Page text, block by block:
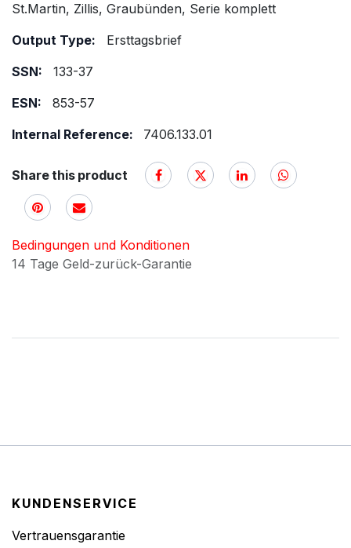
St.Martin, Zillis, Graubünden, Serie komplett
Output Type:
Ersttagsbrief
SSN:
133-37
ESN:
853-57
Internal Reference:
7406.133.01
Share this product
Bedingungen und Konditionen
14 Tage Geld-zurück-Garantie
KUNDENSERVICE
Vertrauensgarantie